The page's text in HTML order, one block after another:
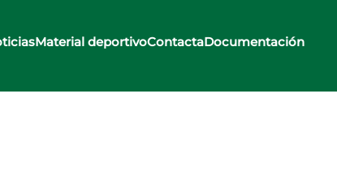
Material deportivoContactaDocumentación